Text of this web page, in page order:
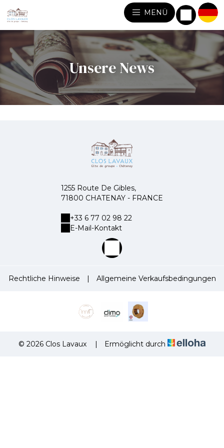
MENÜ
Unsere News
1255 Route De Gibles,
71800 CHATENAY - FRANCE
+33 6 77 02 98 22
E-Mail-Kontakt
Rechtliche Hinweise | Allgemeine Verkaufsbedingungen
© 2026 Clos Lavaux | Ermöglicht durch